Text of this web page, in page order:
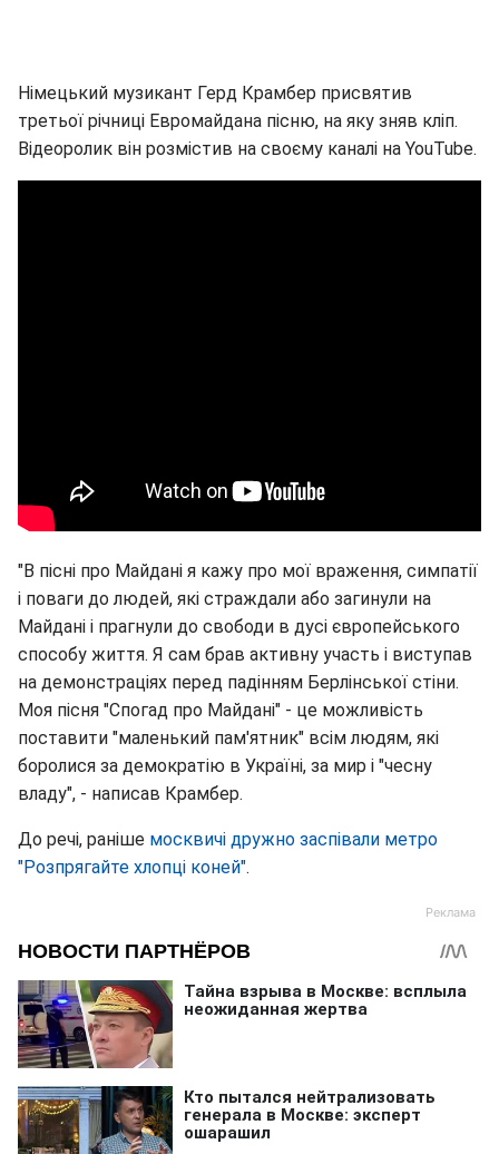
Німецький музикант Герд Крамбер присвятив
третьої річниці Евромайдана пісню, на яку зняв кліп.
Відеоролик він розмістив на своєму каналі на YouTube.
"В пісні про Майдані я кажу про мої враження, симпатії
і поваги до людей, які страждали або загинули на
Майдані і прагнули до свободи в дусі європейського
способу життя. Я сам брав активну участь і виступав
на демонстраціях перед падінням Берлінської стіни.
Моя пісня "Спогад про Майдані" - це можливість
поставити "маленький пам'ятник" всім людям, які
боролися за демократію в Україні, за мир і "чесну
владу", - написав Крамбер.
До речі, раніше москвичі дружно заспівали метро
"Розпрягайте хлопці коней".